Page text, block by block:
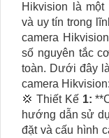
Hikvision là
và uy tín trong
camera
số nguyên tắc
toàn. Dưới đây
camera Hikvision:
💢 Thiết Kế 1:
hướng dẫn sử
đặt và cấu hình